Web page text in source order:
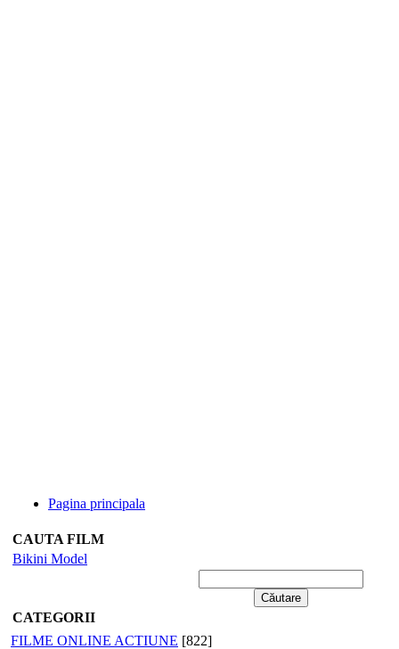
Pagina principala
CAUTA FILM
Bikini Model
CATEGORII
FILME ONLINE ACTIUNE [822]